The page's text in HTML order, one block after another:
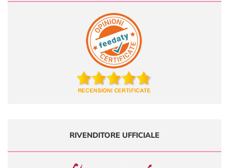
RIVENDITORE UFFICIALE